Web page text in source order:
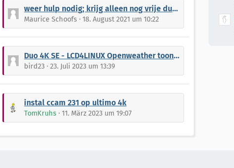
g
t
B
e
i
g
t
z
t
B
e
i
weer hulp nodig; krijg alleen nog vrije duitse kanalen
Maurice Schoofs 18. August 2021 um 10:22
t
z
t
B
Duo 4K SE - LCD4LINUX Openweather toont geen ikonen
bird23 23. Juli 2023 um 13:39
t
instal ccam 231 op ultimo 4k
TomKruhs 11. März 2023 um 19:07